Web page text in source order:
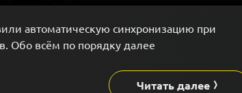
автоматическую синхронизацию при
Обо всём по порядку далее
Читать далее